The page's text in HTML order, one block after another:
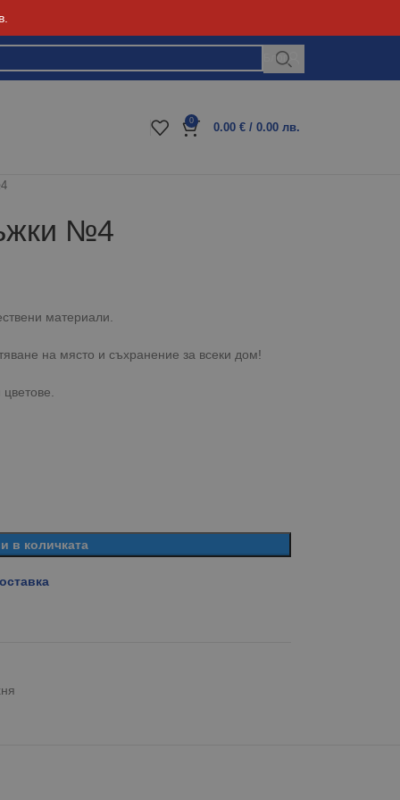
Блог
0
0.00 € / 0.00 лв.
№4
материали.
на място и съхранение за всеки дом!
в количката